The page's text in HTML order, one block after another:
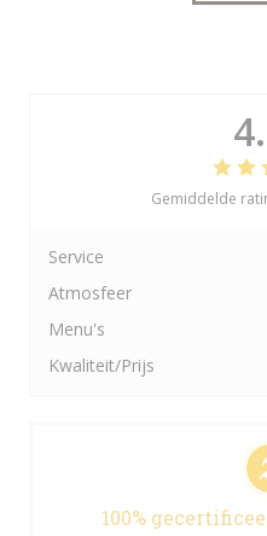
Gemiddelde
Service
Atmosfeer
Menu's
Kwaliteit/Prijs
100%